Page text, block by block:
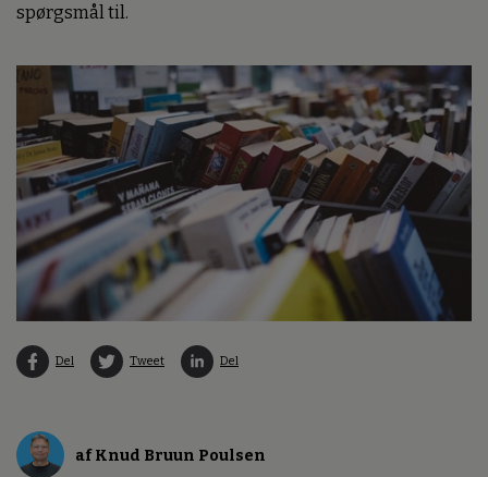
spørgsmål til.
Del Tweet Del
af Knud Bruun Poulsen